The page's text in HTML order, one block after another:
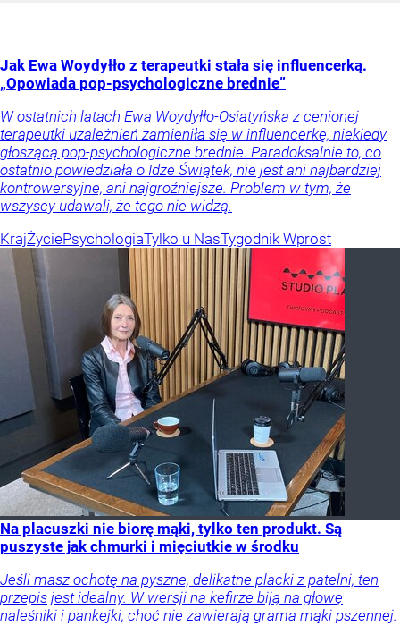
Jak Ewa Woydyłło z terapeutki stała się influencerką.
„Opowiada pop-psychologiczne brednie”
W ostatnich latach Ewa Woydyłło-Osiatyńska z cenionej
terapeutki uzależnień zamieniła się w influencerkę, niekiedy
głoszącą pop-psychologiczne brednie. Paradoksalnie to, co
ostatnio powiedziała o Idze Świątek, nie jest ani najbardziej
kontrowersyjne, ani najgroźniejsze. Problem w tym, że
wszyscy udawali, że tego nie widzą.
KrajŻyciePsychologiaTylko u NasTygodnik Wprost
Na placuszki nie biorę mąki, tylko ten produkt. Są
puszyste jak chmurki i mięciutkie w środku
Jeśli masz ochotę na pyszne, delikatne placki z patelni, ten
przepis jest idealny. W wersji na kefirze biją na głowę
naleśniki i pankejki, choć nie zawierają grama mąki pszennej.